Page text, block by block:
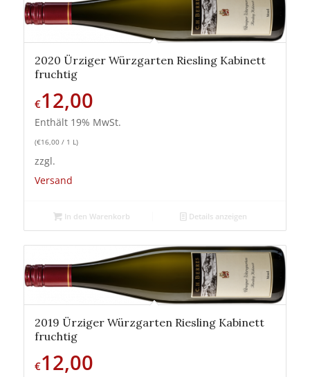
2020 Ürziger Würzgarten Riesling Kabinett
fruchtig
€12,00
Enthält 19% MwSt.
(€16,00/ 1 L)
zzgl.
Versand
In den Warenkorb Details anzeigen
2019 Ürziger Würzgarten Riesling Kabinett
fruchtig
€12,00